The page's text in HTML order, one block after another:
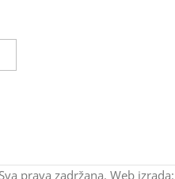
prava zadržana. Web izrada: